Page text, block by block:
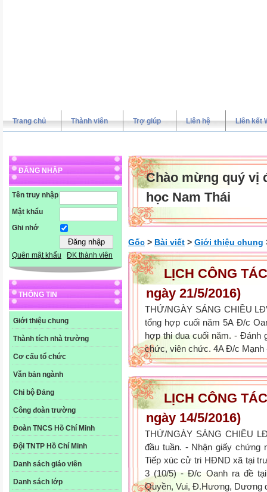
Trang chủ Thành viên Trợ giúp Liên hệ Liên kết
ĐĂNG NHẬP
Tên truy nhập
Mật khẩu
Ghi nhớ
Quên mật khẩu ĐK thành viên
THÔNG TIN
Giới thiệu chung
Thành tích nhà trường
Cơ cấu tổ chức
Văn bản ngành
Chi bộ Đảng
Công đoàn trường
Đoàn TNCS Hồ Chí Minh
Đội TNTP Hồ Chí Minh
Danh sách giáo viên
Danh sách lớp
Chào mừng quý vị
học Nam Thái
Gốc > Bài viết > Giới thiệu chung
LỊCH CÔNG
ngày 21/5/2016)
THỨ/NGÀY SÁNG CHIỀU
tổng hợp cuối năm 5A Đ/c
hợp thi đua cuối năm. - Đánh
chức, viên chức. 4A Đ/c Mạnh
LỊCH CÔNG
ngày 14/5/2016)
THỨ/NGÀY SÁNG CHIỀU
đầu tuần. - Nhận giấy chứng
Tiếp xúc cử tri HĐND xã tại
3 (10/5) - Đ/c Oanh ra đề
Quyền, Vui, Đ.Hương, Dương